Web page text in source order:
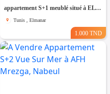
appartement S+1 meublé situé à EL Manar 1
Tunis , Elmanar
1.000 TND